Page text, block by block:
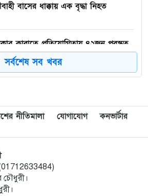
বাসের ধাক্কায় এক বৃদ্ধা নিহত
কারাতে প্রতিযোগিতায় ৪২জন পুরস্কৃত
দখলে রাখায় দু’হকারকে জেল ও ৩
বিনির্মাণে সচেতনতা বৃদ্ধির কোনো
থেকে সাংবাদিককে তুলে নিয়ে
২, হোটেল সিলগালা
সর্বশেষ সব খবর
নীতিমালা যোগাযোগ
কনভার্টার
চৌধুরী।